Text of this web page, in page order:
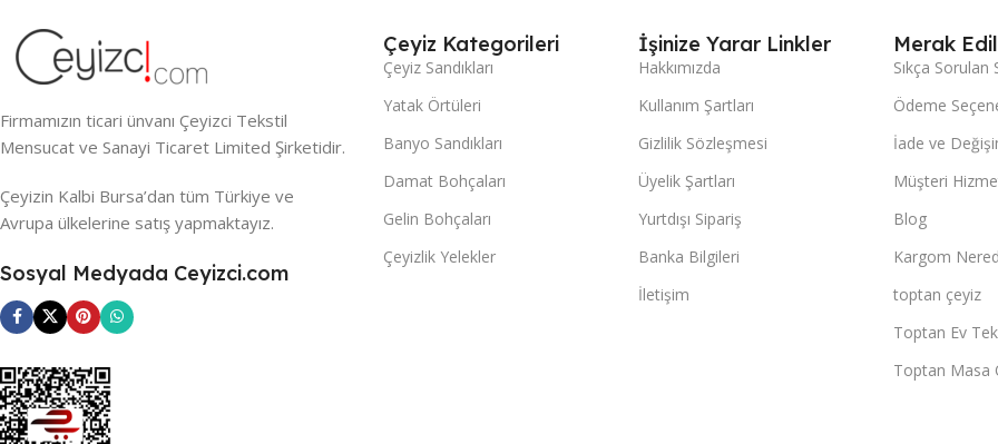
Firmamızın ticari ünvanı Çeyizci Tekstil
Mensucat ve Sanayi Ticaret Limited Şirketidir.
Çeyizin Kalbi Bursa’dan tüm Türkiye ve
Avrupa ülkelerine satış yapmaktayız.
Sosyal Medyada Ceyizci.com
Çeyiz Kategorileri
Çeyiz Sandıkları
Yatak Örtüleri
Banyo Sandıkları
Damat Bohçaları
Gelin Bohçaları
Çeyizlik Yelekler
İşinize Yarar Linkler
Hakkımızda
Kullanım Şartları
Gizlilik Sözleşmesi
Üyelik Şartları
Yurtdışı Sipariş
Banka Bilgileri
İletişim
Merak
Sıkça Sorulan
Ödeme
İade ve
Müşteri
Blog
Kargom
toptan çeyiz
Toptan Ev
Toptan Masa